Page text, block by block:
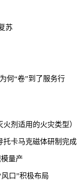
苏
何“卷”到了服务行
剂适用的火灾类型）
托卡马克磁体研制完成
量产
口”积极布局